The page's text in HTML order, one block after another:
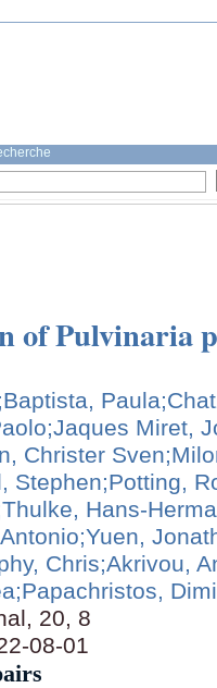
of Pulvinaria
;Baptista, Paula
;Jaques Miret,
Christer Sven
Stephen;Potting,
;Yuen,
Chris;Akrivou,
;Papachristos,
20, 8
08-01